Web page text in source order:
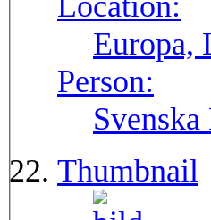
Europa,
Person:
Thumbnail